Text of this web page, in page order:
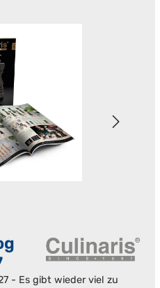
- Es gibt wieder viel zu